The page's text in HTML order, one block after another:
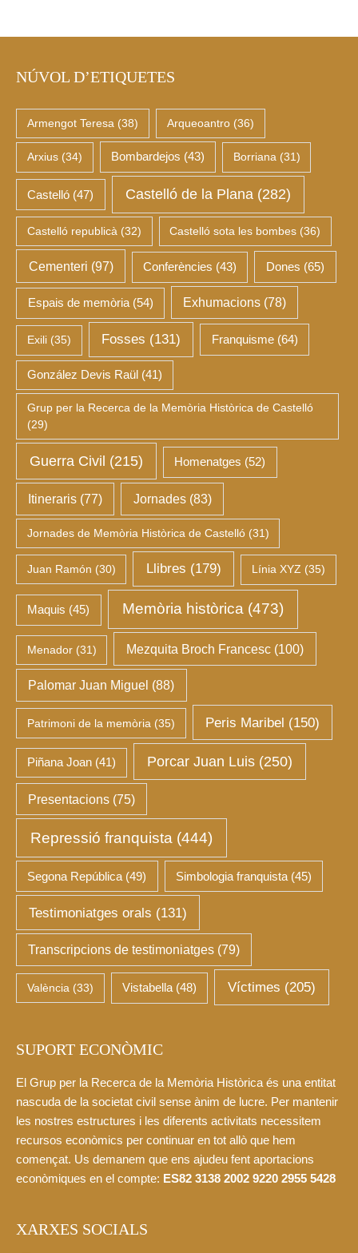
NÚVOL D’ETIQUETES
Armengot Teresa (38) Arqueoantro(36)
Arxius(34) Bombardejos (43) Borriana(31)
Castelló (47) Castelló de la Plana (282)
Castelló republicà (32) Castelló sota les bombes (36)
Cementeri (97) Conferències (43) Dones (65)
Espais de memòria(54) Exhumacions (78)
Exili(35) Fosses (131) Franquisme(64)
González Devis Raül (41)
Grup per la Recerca de la Memòria Històrica de Castelló
(29)
Guerra Civil (215) Homenatges (52)
Itineraris (77) Jornades(83)
Jornades de Memòria Històrica de Castelló(31)
Juan Ramón (30) Llibres (179) Línia XYZ (35)
Maquis (45) Memòria històrica(473)
Menador(31) Mezquita Broch Francesc(100)
Palomar Juan Miguel (88)
Patrimoni de la memòria (35) Peris Maribel (150)
Piñana Joan (41) Porcar Juan Luis (250)
Presentacions (75)
Repressió franquista (444)
Segona República (49) Simbologia franquista (45)
Testimoniatges orals (131)
Transcripcions de testimoniatges (79)
València(33) Vistabella(48) Víctimes (205)
SUPORT ECONÒMIC
El Grup per la Recerca de la Memòria Històrica és una entitat
nascuda de la societat civil sense ànim de lucre. Per mantenir
les nostres estructures i les diferents activitats necessitem
recursos econòmics per continuar en tot allò que hem
començat. Us demanem que ens ajudeu fent aportacions
econòmiques en el compte: ES82 3138 2002 9220 2955 5428
XARXES SOCIALS